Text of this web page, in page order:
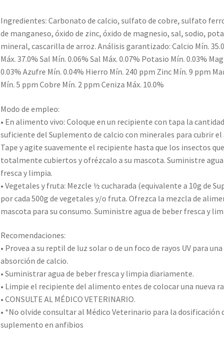
Ingredientes: Carbonato de calcio, sulfato de cobre, sulfato
de manganeso, óxido de zinc, óxido de magnesio, sal, sodio,
mineral, cascarilla de arroz. Análisis garantizado: Calcio Mín.
Máx. 37.0% Sal Mín. 0.06% Sal Máx. 0.07% Potasio Mín. 0.03%
0.03% Azufre Mín. 0.04% Hierro Mín. 240 ppm Zinc Mín. 9 ppm
Mín. 5 ppm Cobre Mín. 2 ppm Ceniza Máx. 10.0%
Modo de empleo:
• En alimento vivo: Coloque en un recipiente con tapa la cantidad
suficiente del Suplemento de calcio con minerales para cubrir
Tape y agite suavemente el recipiente hasta que los insectos
totalmente cubiertos y ofrézcalo a su mascota. Suministre
fresca y limpia.
• Vegetales y fruta: Mezcle ½ cucharada (equivalente a 10g de
por cada 500g de vegetales y/o fruta. Ofrezca la mezcla de
mascota para su consumo. Suministre agua de beber fresca y
Recomendaciones:
• Provea a su reptil de luz solar o de un foco de rayos UV para
absorción de calcio.
• Suministrar agua de beber fresca y limpia diariamente.
• Limpie el recipiente del alimento entes de colocar una nueva
• CONSULTE AL MÉDICO VETERINARIO.
• *No olvide consultar al Médico Veterinario para la dosificación
suplemento en anfibios